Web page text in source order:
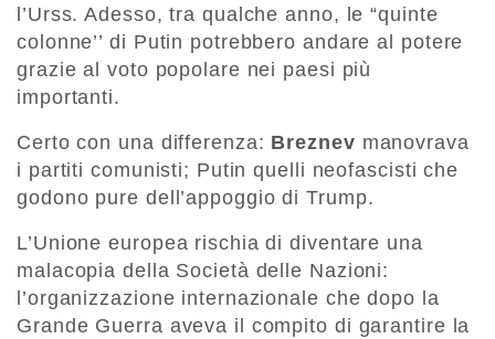
l’Urss. Adesso, tra qualche anno, le “quinte
colonne’’ di Putin potrebbero andare al potere
grazie al voto popolare nei paesi più
importanti.
Certo con una differenza: Breznev manovrava
i partiti comunisti; Putin quelli neofascisti che
godono pure dell’appoggio di Trump.
L’Unione europea rischia di diventare una
malacopia della Società delle Nazioni:
l’organizzazione internazionale che dopo la
Grande Guerra aveva il compito di garantire la